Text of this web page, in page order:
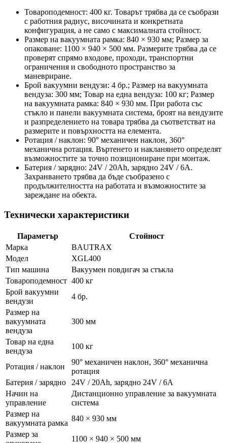
Товароподемност: 400 кг. Товарът трябва да се съобрази
с работния радиус, височината и конкретната
конфигурация, а не само с максималната стойност.
Размер на вакуумната рамка: 840 × 930 мм; Размер за
опаковане: 1100 × 940 × 500 мм. Размерите трябва да се
проверят спрямо входове, проходи, транспортни
ограничения и свободното пространство за
маневриране.
Брой вакуумни вендузи: 4 бр.; Размер на вакуумната
вендуза: 300 мм; Товар на една вендуза: 100 кг; Размер
на вакуумната рамка: 840 × 930 мм. При работа със
стъкло и панели вакуумната система, броят на вендузите
и разпределението на товара трябва да съответстват на
размерите и повърхността на елемента.
Ротация / наклон: 90° механичен наклон, 360°
механична ротация. Въртенето и накланянето определят
възможностите за точно позициониране при монтаж.
Батерия / зарядно: 24V / 20Ah, зарядно 24V / 6A.
Захранването трябва да бъде съобразено с
продължителността на работата и възможностите за
зареждане на обекта.
Технически характеристики
Параметър
Стойност
Марка
BAUTRAX
Модел
XGL400
Тип машина
Вакуумен повдигач за стъкла
Товароподемност 400 кг
Брой вакуумни
вендузи
4 бр.
Размер на
вакуумната
вендуза
300 мм
Товар на една
вендуза
100 кг
Ротация / наклон
90° механичен наклон, 360° механична
ротация
Батерия / зарядно
24V / 20Ah, зарядно 24V / 6A
Начин на
управление
Дистанционно управление за вакуумната
система
Размер на
вакуумната рамка
840 × 930 мм
Размер за
1100 × 940 × 500 мм